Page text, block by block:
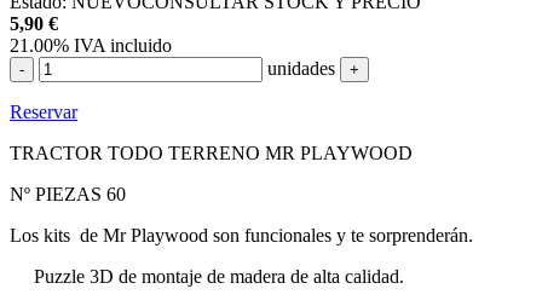
5,90 €
21.00% IVA incluido
- unidades +
Reservar
TRACTOR TODO TERRENO MR PLAYWOOD
Nº PIEZAS 60
Los kits de Mr Playwood son funcionales y te sorprenderán.
Puzzle 3D de montaje de madera de alta calidad.